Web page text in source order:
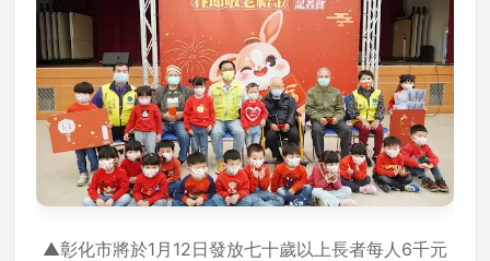
▲彰化市將於1月12日發放七十歲以上長者每人6千元